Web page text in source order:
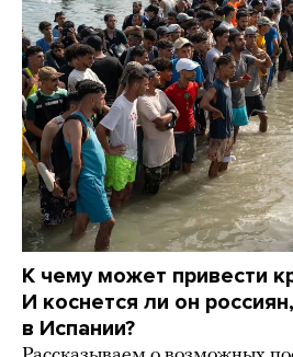
К чему может привести
И коснется ли он
в Испании?